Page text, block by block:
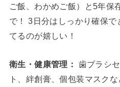
ご飯、わかめご飯）と5年保
で！ 3日分はしっかり確保
てるのが嬉しい！
衛生・健康管理：
歯ブラシ
ト、絆創膏、個包装マスク